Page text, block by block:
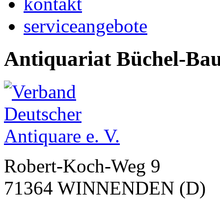
serviceangebote
Antiquariat Büchel-
Robert-Koch-Weg 9
71364 WINNENDEN (D)